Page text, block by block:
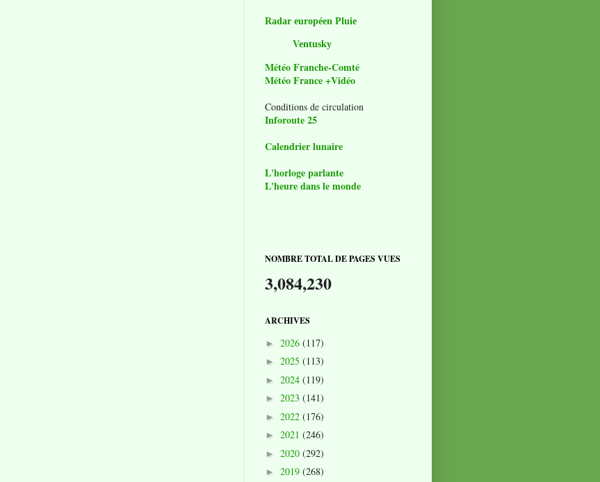
Radar européen Pluie
Ventusky
Météo Franche-Comté
Météo France +Vidéo
Conditions de circulation
Inforoute 25
Calendrier lunaire
L'horloge parlante
L'heure dans le monde
NOMBRE TOTAL DE PAGES VUES
3,084,230
ARCHIVES
► 2026 (117)
► 2025 (113)
► 2024 (119)
► 2023 (141)
► 2022 (176)
► 2021 (246)
► 2020 (292)
► 2019 (268)